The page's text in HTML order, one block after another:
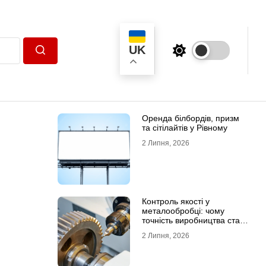
UK
Оренда білбордів, призм
та сітілайтів у Рівному
2 Липня, 2026
Контроль якості у
металообробці: чому
точність виробництва стає
перевагою
2 Липня, 2026